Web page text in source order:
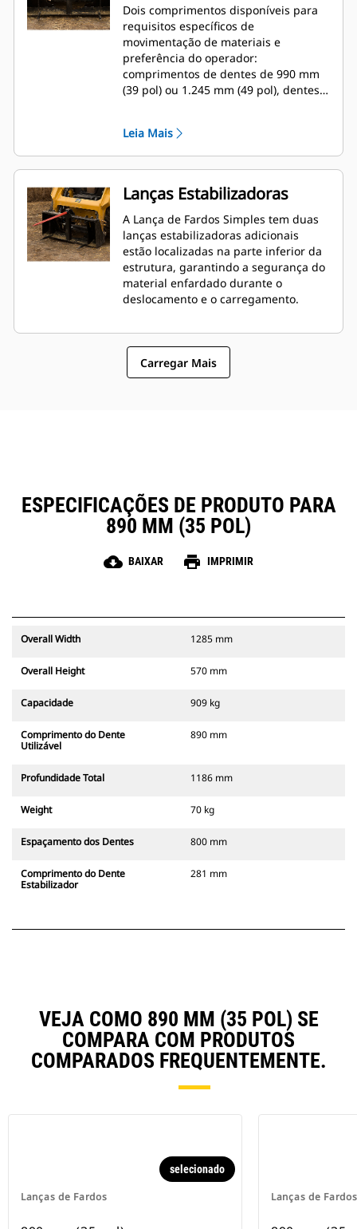
Dois comprimentos disponíveis para
requisitos específicos de
movimentação de materiais e
preferência do operador:
comprimentos de dentes de 990 mm
(39 pol) ou 1.245 mm (49 pol), dentes
Leia Mais
Lanças Estabilizadoras
A Lança de Fardos Simples tem duas
lanças estabilizadoras adicionais
estão localizadas na parte inferior da
estrutura, garantindo a segurança do
material enfardado durante o
deslocamento e o carregamento.
Carregar Mais
ESPECIFICAÇÕES DE PRODUTO PARA
890 MM (35 POL)
cloud_download BAIXAR print IMPRIMIR
Overall Width 1285 mm
Overall Height 570 mm
Capacidade 909 kg
Comprimento do Dente
Utilizável
890 mm
Profundidade Total 1186 mm
Weight 70 kg
Espaçamento dos Dentes 800 mm
Comprimento do Dente
Estabilizador
281 mm
VEJA COMO 890 MM (35 POL) SE
COMPARA COM PRODUTOS
COMPARADOS FREQUENTEMENTE.
Lanças de Fardos
selecionado
Lanças de Fardos